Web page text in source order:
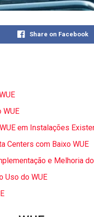
Share on Facebook
WUE
em Instalações
Centers com Baixo WUE
e Melhoria
Uso do WUE